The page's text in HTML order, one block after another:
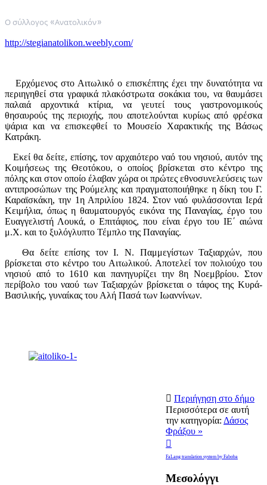
Ο σύλλογος «Ανατολικόν»
http://stegianatolikon.weebly.com/
Ερχόμενος στο Αιτωλικό ο επισκέπτης έχει την δυνατότητα να
περιηγηθεί στα γραφικά πλακόστρωτα σοκάκια του, να θαυμάσει
παλαιά αρχοντικά κτίρια, να γευτεί τους γαστρονομικούς
θησαυρούς της περιοχής, που αποτελούνται κυρίως από φρέσκα
ψάρια και να επισκεφθεί το Μουσείο Χαρακτικής της Βάσως
Κατράκη.
Εκεί θα δείτε, επίσης, τον αρχαιότερο ναό του νησιού, αυτόν της
Κοιμήσεως της Θεοτόκου, ο οποίος βρίσκεται στο κέντρο της
πόλης και στον οποίο έλαβαν χώρα οι πρώτες εθνοσυνελεύσεις των
αντιπροσώπων της Ρούμελης και πραγματοποιήθηκε η δίκη του Γ.
Καραϊσκάκη, την 1η Απριλίου 1824. Στον ναό φυλάσσονται Ιερά
Κειμήλια, όπως η θαυματουργός εικόνα της Παναγίας, έργο του
Ευαγγελιστή Λουκά, ο Επιτάφιος, που είναι έργο του ΙΕ΄ αιώνα
μ.Χ. και το ξυλόγλυπτο Τέμπλο της Παναγίας.
Θα δείτε επίσης τον Ι. Ν. Παμμεγίστων Ταξιαρχών, που
βρίσκεται στο κέντρο του Αιτωλικού. Αποτελεί τον πολιούχο του
νησιού από το 1610 και πανηγυρίζει την 8η Νοεμβρίου. Στον
περίβολο του ναού των Ταξιαρχών βρίσκεται ο τάφος της Κυρά-
Βασιλικής, γυναίκας του Αλή Πασά των Ιωαννίνων.
 Περιήγηση στο δήμο
Περισσότερα σε αυτή
την κατηγορία: Δάσος
Φράξου »

FaLang translation system by Faboba
Μεσολόγγι